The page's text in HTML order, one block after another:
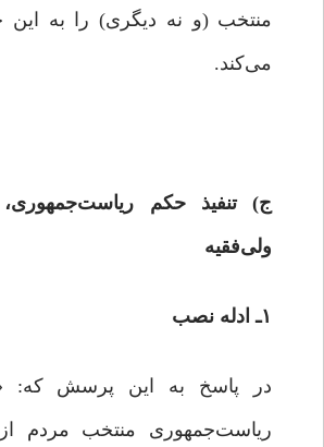
منتخب (و نه دیگری)‌ را به این
می‌کند.
ج) تنفیذ حکم ریاست‌جمهوری،
ولی‌فقیه
۱ـ‌ ادله نصب
در پاسخ به این پرسش که:
ریاست‌جمهوری منتخب مردم